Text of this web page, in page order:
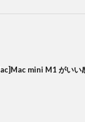
mini M1 がいい